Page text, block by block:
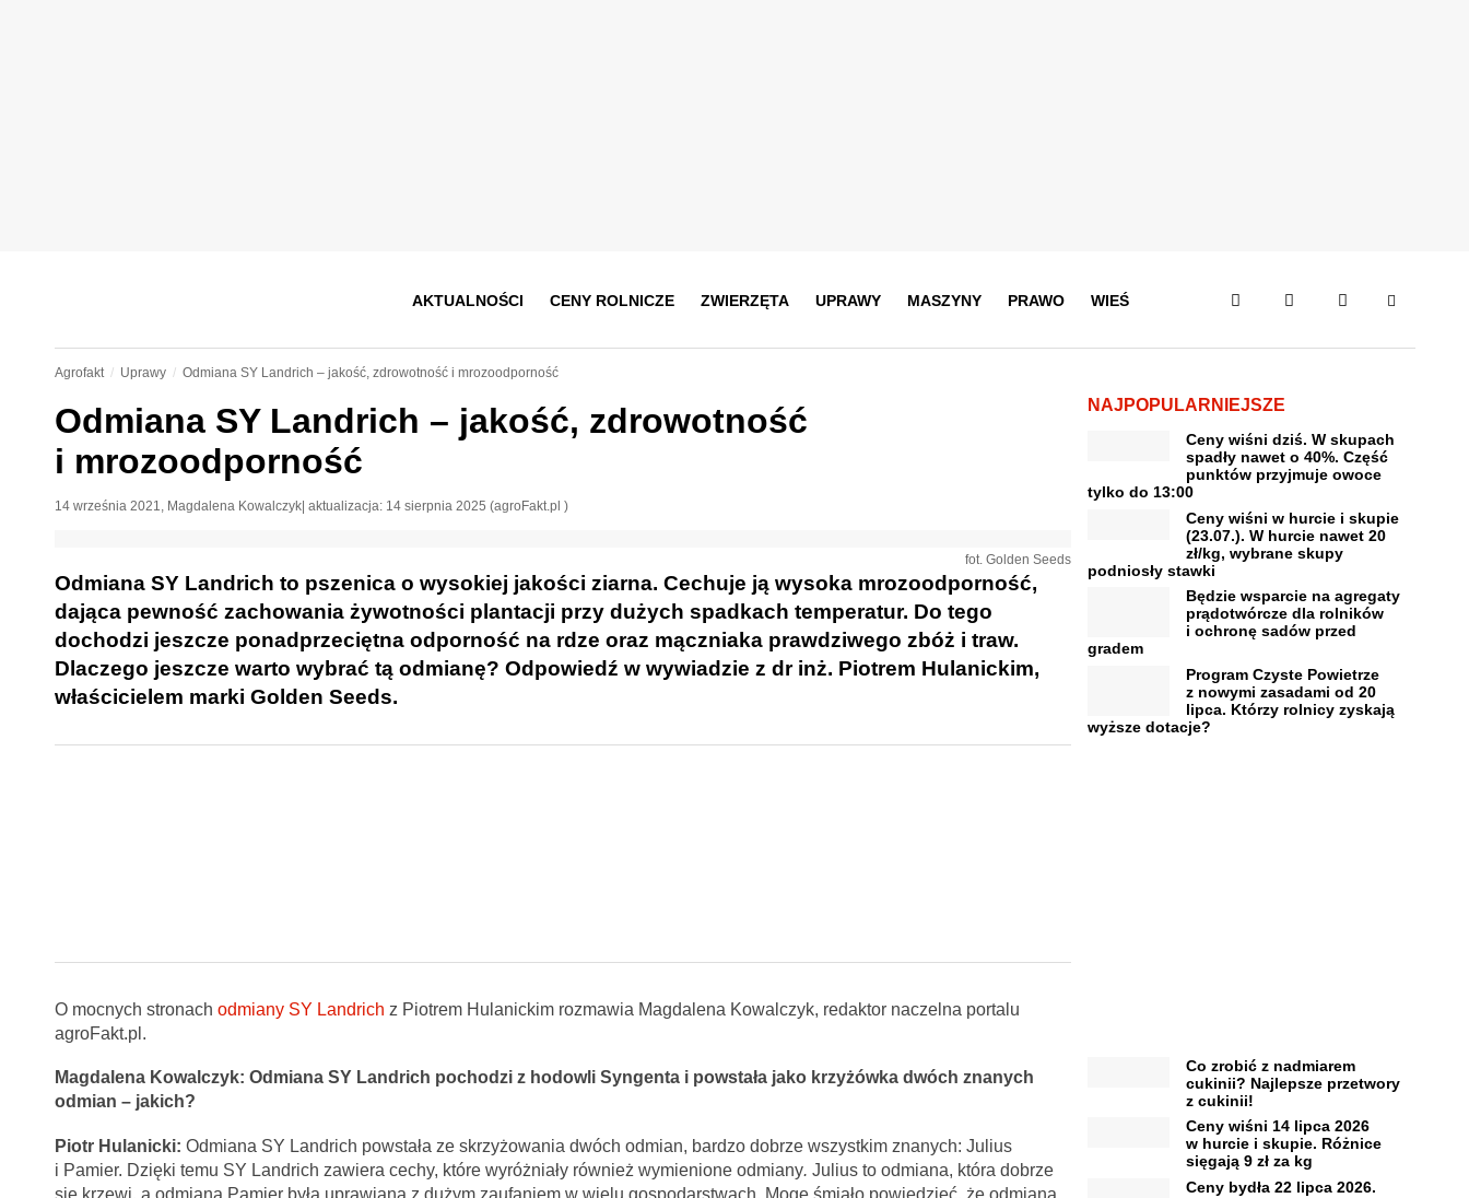
AKTUALNOŚCI CENY ROLNICZE ZWIERZĘTA UPRAWY MASZYNY PRAWO WIEŚ
Agrofakt Uprawy Odmiana SY Landrich – jakość, zdrowotność i mrozoodporność
Odmiana SY Landrich – jakość, zdrowotność
i mrozoodporność
14 września 2021, Magdalena Kowalczyk| aktualizacja: 14 sierpnia 2025 (agroFakt.pl )
fot. Golden Seeds
Odmiana SY Landrich to pszenica o wysokiej jakości ziarna. Cechuje ją wysoka mrozoodporność,
dająca pewność zachowania żywotności plantacji przy dużych spadkach temperatur. Do tego
dochodzi jeszcze ponadprzeciętna odporność na rdze oraz mączniaka prawdziwego zbóż i traw​.
Dlaczego jeszcze warto wybrać tą odmianę? Odpowiedź w wywiadzie z dr inż. Piotrem Hulanickim,
właścicielem marki Golden Seeds.
O mocnych stronach odmiany SY Landrich z Piotrem Hulanickim rozmawia Magdalena Kowalczyk, redaktor naczelna portalu
agroFakt.pl.
Magdalena Kowalczyk: Odmiana SY Landrich pochodzi z hodowli Syngenta i powstała jako krzyżówka dwóch znanych
odmian – jakich?
Piotr Hulanicki: Odmiana SY Landrich powstała ze skrzyżowania dwóch odmian, bardzo dobrze wszystkim znanych: Julius
i Pamier. Dzięki temu SY Landrich zawiera cechy, które wyróżniały również wymienione odmiany. Julius to odmiana, która dobrze
się krzewi, a odmiana Pamier była uprawiana z dużym zaufaniem w wielu gospodarstwach. Mogę śmiało powiedzieć, że odmiana
NAJPOPULARNIEJSZE
Ceny wiśni dziś. W skupach
spadły nawet o 40%. Część
punktów przyjmuje owoce
tylko do 13:00
Ceny wiśni w hurcie i skupie
(23.07.). W hurcie nawet 20
zł/kg, wybrane skupy
podniosły stawki
Będzie wsparcie na agregaty
prądotwórcze dla rolników
i ochronę sadów przed
gradem
Program Czyste Powietrze
z nowymi zasadami od 20
lipca. Którzy rolnicy zyskają
wyższe dotacje?
Co zrobić z nadmiarem
cukinii? Najlepsze przetwory
z cukinii!
Ceny wiśni 14 lipca 2026
w hurcie i skupie. Różnice
sięgają 9 zł za kg
Ceny bydła 22 lipca 2026.